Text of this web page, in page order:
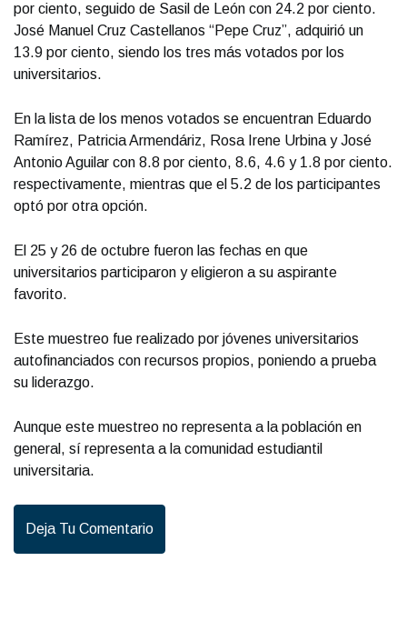
por ciento, seguido de Sasil de León con 24.2 por ciento.
José Manuel Cruz Castellanos “Pepe Cruz”, adquirió un
13.9 por ciento, siendo los tres más votados por los
universitarios.
En la lista de los menos votados se encuentran Eduardo
Ramírez, Patricia Armendáriz, Rosa Irene Urbina y José
Antonio Aguilar con 8.8 por ciento, 8.6, 4.6 y 1.8 por ciento.
respectivamente, mientras que el 5.2 de los participantes
optó por otra opción.
El 25 y 26 de octubre fueron las fechas en que
universitarios participaron y eligieron a su aspirante
favorito.
Este muestreo fue realizado por jóvenes universitarios
autofinanciados con recursos propios, poniendo a prueba
su liderazgo.
Aunque este muestreo no representa a la población en
general, sí representa a la comunidad estudiantil
universitaria.
Deja Tu Comentario